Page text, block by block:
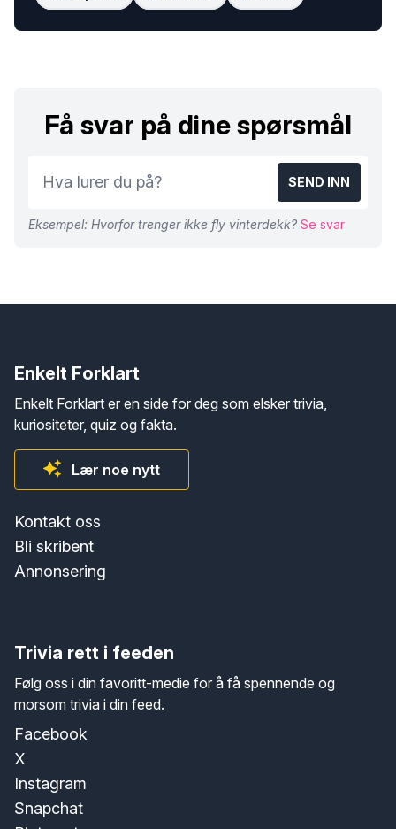
Få svar på dine spørsmål
SEND INN
Eksempel: Hvorfor trenger ikke fly vinterdekk? Se svar
Enkelt Forklart
Enkelt Forklart er en side for deg som elsker trivia,
kuriositeter, quiz og fakta.
Lær noe nytt
Kontakt oss
Bli skribent
Annonsering
Trivia rett i feeden
Følg oss i din favoritt-medie for å få spennende og
morsom trivia i din feed.
Facebook
X
Instagram
Snapchat